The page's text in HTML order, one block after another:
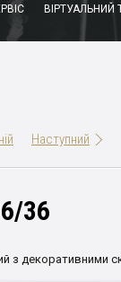
ВІРТУАЛЬНИЙ
Наступний
36
з декоративними